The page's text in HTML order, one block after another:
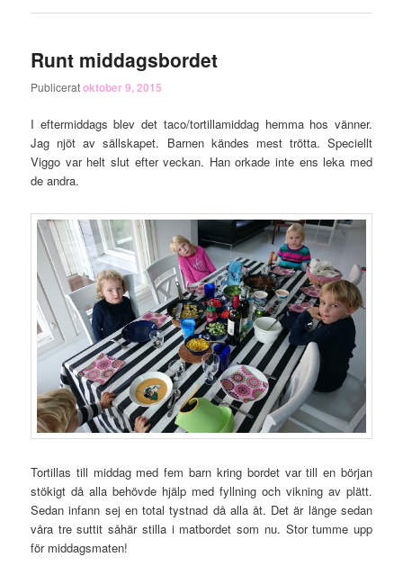
Runt middagsbordet
Publiceratoktober 9, 2015
I eftermiddags blev det taco/tortillamiddag hemma hos vänner.
Jag njöt av sällskapet. Barnen kändes mest trötta. Speciellt
Viggo var helt slut efter veckan. Han orkade inte ens leka med
de andra.
Tortillas till middag med fem barn kring bordet var till en början
stökigt då alla behövde hjälp med fyllning och vikning av plätt.
Sedan infann sej en total tystnad då alla åt. Det är länge sedan
våra tre suttit såhär stilla i matbordet som nu. Stor tumme upp
för middagsmaten!